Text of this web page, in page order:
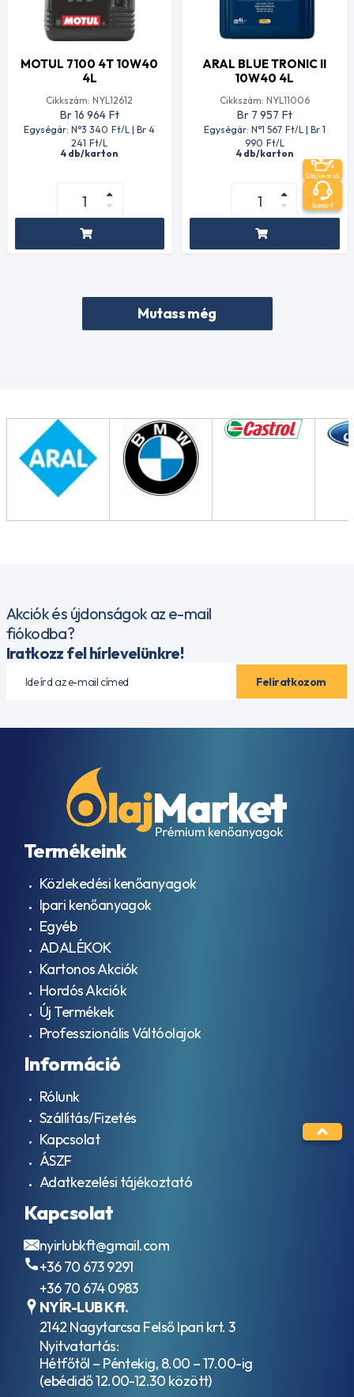
MOTUL 7100 4T 10W40
4L
Cikkszám: NYL12612
Br 16 964 Ft
Egységár: N°3 340 Ft/L | Br 4
241 Ft/L
4 db/karton
ARAL BLUE TRONIC II
10W40 4L
Cikkszám: NYL11006
Br 7 957 Ft
Egységár: N°1 567 Ft/L | Br 1
990 Ft/L
4 db/karton
Mutass még
Akciók és újdonságok az e-mail
fiókodba?
Iratkozz fel hírlevelünkre!
Termékeink
Közlekedési kenőanyagok
Ipari kenőanyagok
Egyéb
ADALÉKOK
Kartonos Akciók
Hordós Akciók
Új Termékek
Professzionális Váltóolajok
Információ
Rólunk
Szállítás/Fizetés
Kapcsolat
ÁSZF
Adatkezelési tájékoztató
Kapcsolat
nyirlubkft@gmail.com
+36 70 673 9291
+36 70 674 0983
NYÍR-LUB Kft.
2142 Nagytarcsa Felső Ipari krt. 3
Nyitvatartás:
Hétfőtől – Péntekig, 8.00 – 17.00-ig
(ebédidő 12.00-12.30 között)
Olajkereső
Support